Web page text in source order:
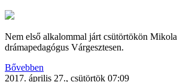
Nem első alkalommal járt csütörtökön
drámapedagógus Várgesztesen.
Bővebben
2017. április 27., csütörtök 07:09